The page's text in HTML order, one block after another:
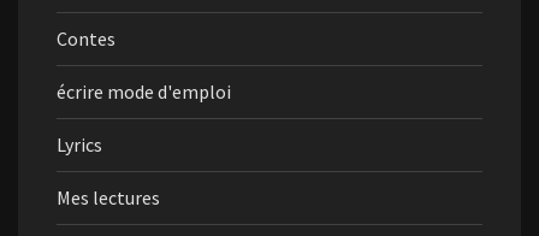
Contes
écrire mode d'emploi
Lyrics
Mes lectures